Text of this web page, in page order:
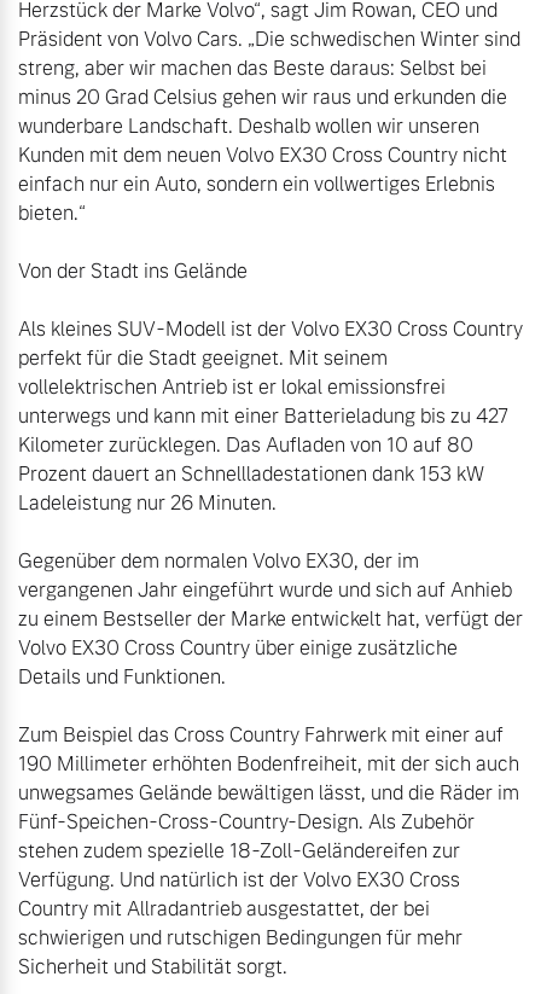
Herzstück der Marke Volvo“, sagt Jim Rowan, CEO und
Präsident von Volvo Cars. „Die schwedischen Winter sind
streng, aber wir machen das Beste daraus: Selbst bei
minus 20 Grad Celsius gehen wir raus und erkunden die
wunderbare Landschaft. Deshalb wollen wir unseren
Kunden mit dem neuen Volvo EX30 Cross Country nicht
einfach nur ein Auto, sondern ein vollwertiges Erlebnis
bieten.“
Von der Stadt ins Gelände
Als kleines SUV-Modell ist der Volvo EX30 Cross Country
perfekt für die Stadt geeignet. Mit seinem
vollelektrischen Antrieb ist er lokal emissionsfrei
unterwegs und kann mit einer Batterieladung bis zu 427
Kilometer zurücklegen. Das Aufladen von 10 auf 80
Prozent dauert an Schnellladestationen dank 153 kW
Ladeleistung nur 26 Minuten.
Gegenüber dem normalen Volvo EX30, der im
vergangenen Jahr eingeführt wurde und sich auf Anhieb
zu einem Bestseller der Marke entwickelt hat, verfügt der
Volvo EX30 Cross Country über einige zusätzliche
Details und Funktionen.
Zum Beispiel das Cross Country Fahrwerk mit einer auf
190 Millimeter erhöhten Bodenfreiheit, mit der sich auch
unwegsames Gelände bewältigen lässt, und die Räder im
Fünf-Speichen-Cross-Country-Design. Als Zubehör
stehen zudem spezielle 18-Zoll-Geländereifen zur
Verfügung. Und natürlich ist der Volvo EX30 Cross
Country mit Allradantrieb ausgestattet, der bei
schwierigen und rutschigen Bedingungen für mehr
Sicherheit und Stabilität sorgt.